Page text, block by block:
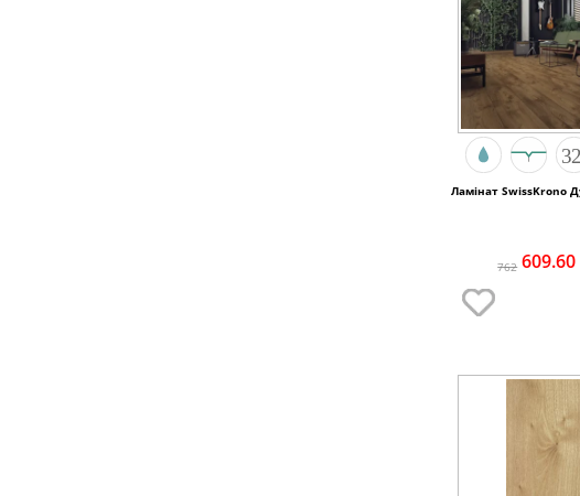
Ламінат SwissKrono
762 609.60